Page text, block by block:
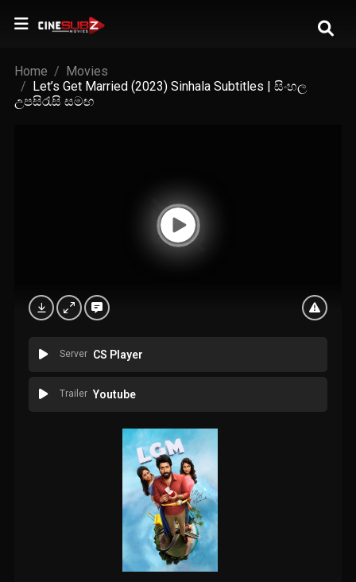
Home
Movies
Let’s Get Married (2023) Sinhala Subtitles | සිංහල
උපසිරැසි සමඟ
Server CS Player
Trailer Youtube